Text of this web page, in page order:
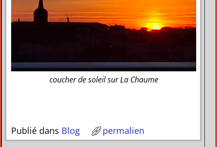
coucher de soleil sur La Chaume
Publié dans Blog permalien